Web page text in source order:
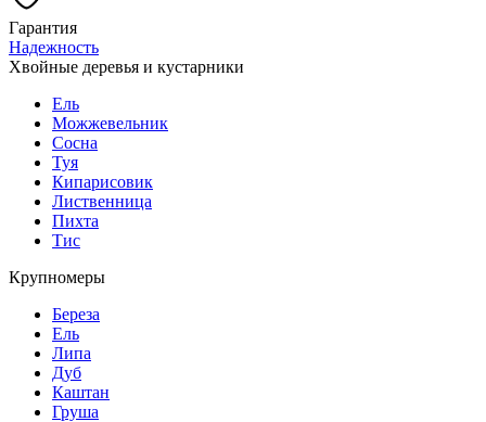
Гарантия
Надежность
Хвойные деревья и кустарники
Ель
Можжевельник
Сосна
Туя
Кипарисовик
Лиственница
Пихта
Тис
Крупномеры
Береза
Ель
Липа
Дуб
Каштан
Груша